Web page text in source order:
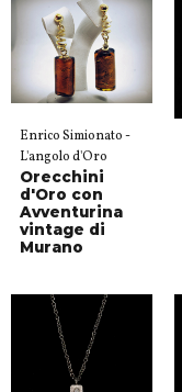
Enrico Simionato -
L'angolo d'Oro
Orecchini
d'Oro con
Avventurina
vintage di
Murano